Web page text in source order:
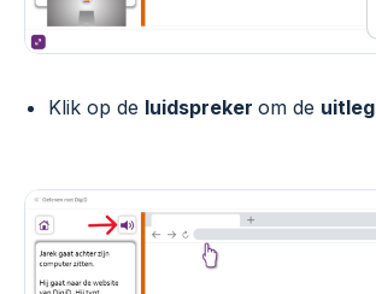
Klik op de luidspreker om de uitleg